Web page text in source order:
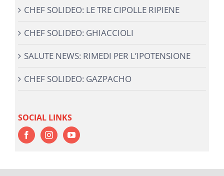
CHEF SOLIDEO: LE TRE CIPOLLE RIPIENE
CHEF SOLIDEO: GHIACCIOLI
SALUTE NEWS: RIMEDI PER L’IPOTENSIONE
CHEF SOLIDEO: GAZPACHO
SOCIAL LINKS